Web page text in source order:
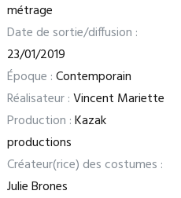
métrage
Date de sortie/diffusion :
23/01/2019
Époque :Contemporain
Réalisateur :Vincent Mariette
Production :Kazak
productions
Créateur(rice) des costumes :
Julie Brones